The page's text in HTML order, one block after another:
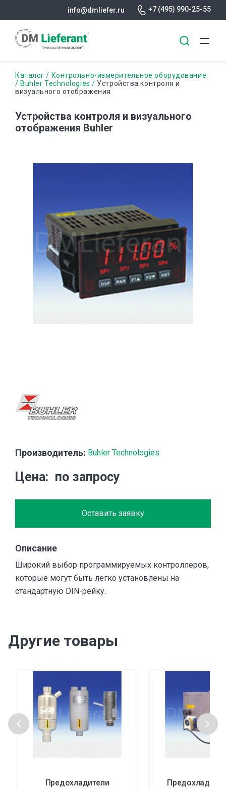
основному
info@dmliefer.ru +7 (495) 990-25-55
Строка
навигации
Каталог
Контрольно-измерительное оборудование
Buhler Technologies
Устройства контроля и
визуального отображения
Устройства контроля и визуального
отображения Buhler
Производитель: Buhler Technologies
Цена по запросу
Оставить заявку
Описание
Широкий выбор программируемых контроллеров,
которые могут быть легко установлены на
стандартную DIN-рейку.
Другие товары
Предохладители